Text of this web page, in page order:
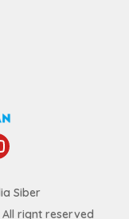
Siber
rignt reserved